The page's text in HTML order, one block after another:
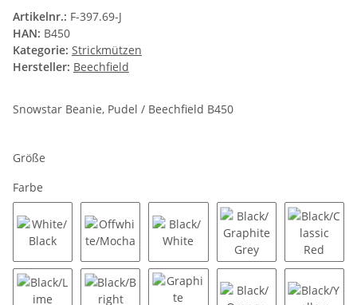
Artikelnr.: F-397.69-J
HAN: B450
Kategorie: Strickmützen
Hersteller: Beechfield
Snowstar Beanie, Pudel / Beechfield B450
Größe
Farbe
White/Black Offwhite/MochaBlack/White Black/Graphite Grey
Black/